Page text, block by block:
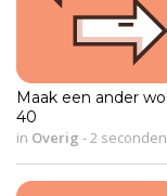
Maak een ander
40
in Overig -2